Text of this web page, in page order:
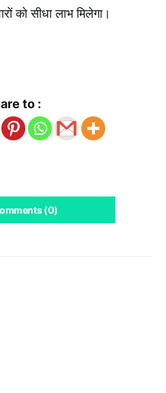
को सीधा लाभ मिलेगा।
to :
(0)